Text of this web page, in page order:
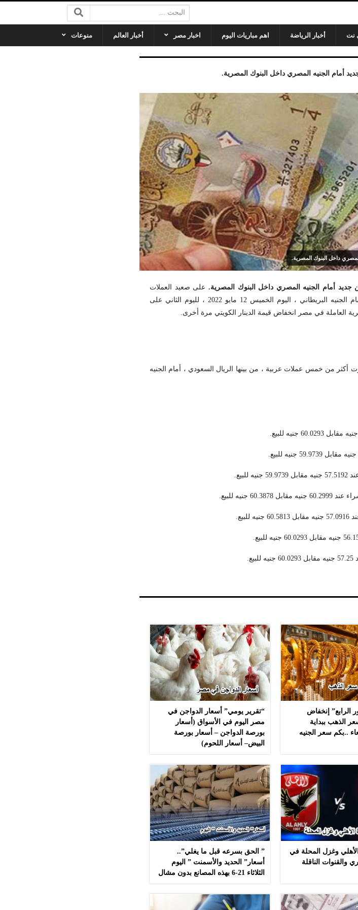
البحث:
نت أخبار الرياضة اهم مباريات اليوم اخبار مصر أخبار العالم منوعات
على صعيد العملات
العربية والدولار الأمريكي ، انخفض سعر الدينار الكويتي أمام الجنيه البريطاني ، اليوم الخميس 12 مايو 2022 ، لليوم الثاني على
العاملة في مصر انخفاض قيمة الدينار الكويتي مرة أخرى.
إلى 59.90 جنيهًا ، حيث استقرت أكثر من خمس عملات عربية ، من بينها الريال السعودي ، أمام الجنيه
للبيع.
الرابع” إنخفاض
الذهب ببداية
..بكم سعر الجنيه
“تقرير يومي” أسعار الدواجن في
مصر اليوم في الأسواق (أسعار
بورصة الدواجن – أسعار بورصة
البيض– أسعار اللحوم)
وغزل المحلة في
والقنوات الناقلة
” الحق بسرعه قبل ما يغلي”..
أسعار” الحديد والأسمنت ” اليوم
الثلاثاء 21-6 بهذه المصانع بدون مشال